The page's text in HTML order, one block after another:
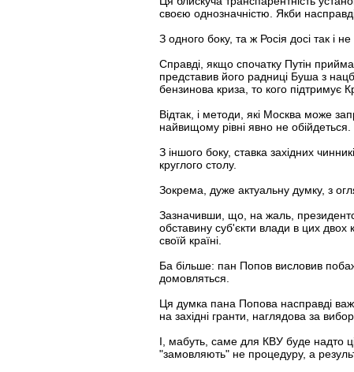
своєю однозначністю. Якби
З одного боку, та ж Росія досі так і
Справді, якщо спочатку Путін
представив його радниці Буша з
бензинова криза, то кого підтримує
Відтак, і методи, які Москва може
найвищому рівні явно не обійдеться.
З іншого боку, ставка західних
круглого столу.
Зокрема, дуже актуальну думку, з
Зазначивши, що, на жаль,
обставину суб'єкти влади в цих
своїй країні.
Ба більше: пан Попов висловив
домовляться.
Ця думка пана Попова насправді
на західні гранти, наглядова за
І, мабуть, саме для КВУ буде надто
"замовляють" не процедуру, а